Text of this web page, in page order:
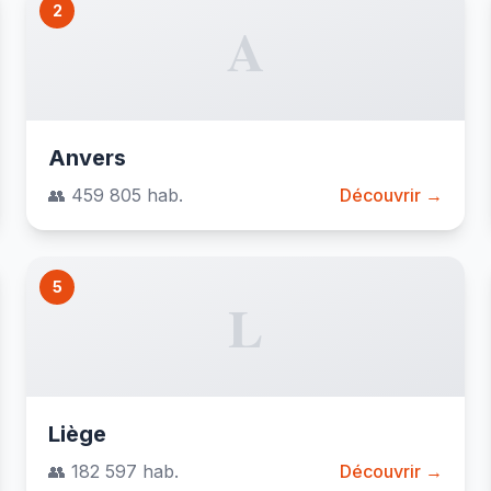
2
A
Anvers
👥 459 805 hab. Découvrir →
5
L
Liège
👥 182 597 hab. Découvrir →